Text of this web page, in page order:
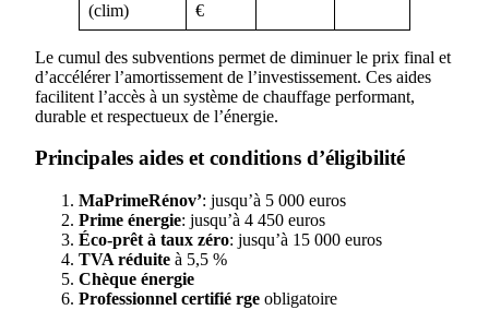
(clim)
€
Le cumul des subventions permet de diminuer le prix final et
d’accélérer l’amortissement de l’investissement. Ces aides
facilitent l’accès à un système de chauffage performant,
durable et respectueux de l’énergie.
Principales aides et conditions d’éligibilité
MaPrimeRénov’: jusqu’à 5 000 euros
Prime énergie: jusqu’à 4 450 euros
Éco-prêt à taux zéro: jusqu’à 15 000 euros
TVA réduite à 5,5 %
Chèque énergie
Professionnel certifié rge obligatoire